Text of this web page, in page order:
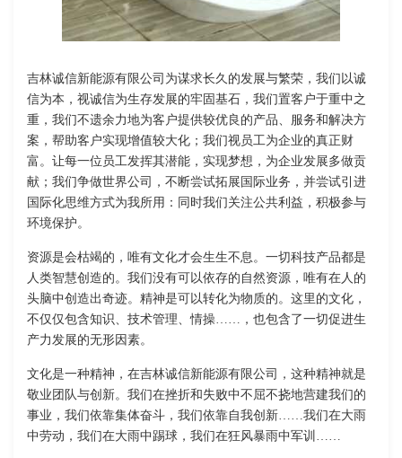
吉林诚信新能源有限公司为谋求长久的发展与繁荣，我们以诚
信为本，视诚信为生存发展的牢固基石，我们置客户于重中之
重，我们不遗余力地为客户提供较优良的产品、服务和解决方
案，帮助客户实现增值较大化；我们视员工为企业的真正财
富。让每一位员工发挥其潜能，实现梦想，为企业发展多做贡
献；我们争做世界公司，不断尝试拓展国际业务，并尝试引进
国际化思维方式为我所用：同时我们关注公共利益，积极参与
环境保护。
资源是会枯竭的，唯有文化才会生生不息。一切科技产品都是
人类智慧创造的。我们没有可以依存的自然资源，唯有在人的
头脑中创造出奇迹。精神是可以转化为物质的。这里的文化，
不仅仅包含知识、技术管理、情操……，也包含了一切促进生
产力发展的无形因素。
文化是一种精神，在吉林诚信新能源有限公司，这种精神就是
敬业团队与创新。我们在挫折和失败中不屈不挠地营建我们的
事业，我们依靠集体奋斗，我们依靠自我创新……我们在大雨
中劳动，我们在大雨中踢球，我们在狂风暴雨中军训……